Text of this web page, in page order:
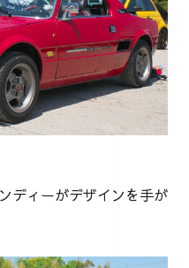
ディーがデザインを手が